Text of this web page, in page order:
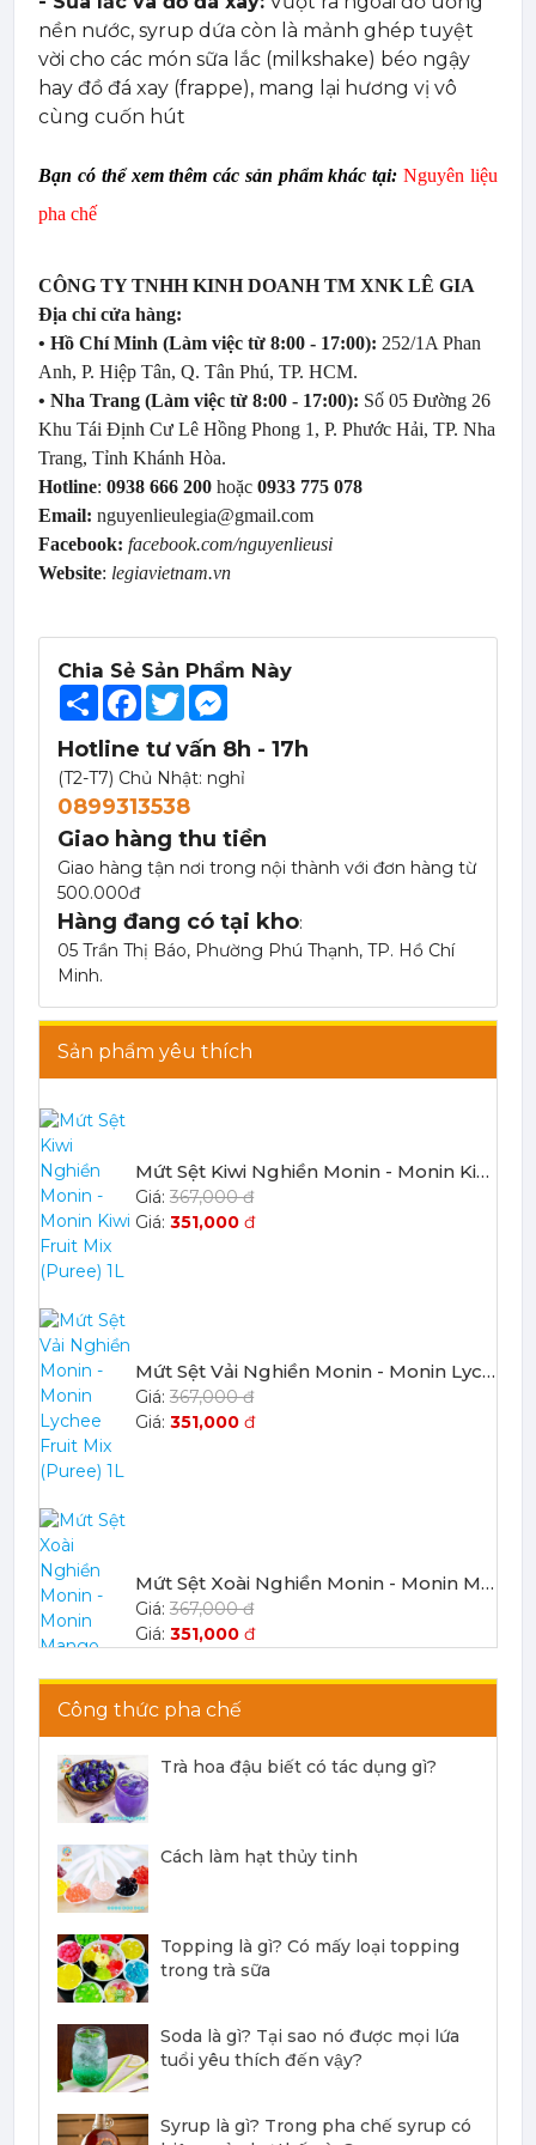
Chia Sẻ Sản Phẩm Này
ShareFacebook
Twitter
Hotline tư vấn 8h - 17h
(T2-T7) Chủ Nhật: nghỉ
0899313538
Giao hàng thu tiền
Giao hàng tận nơi trong nội thành với đơn hàng từ
500.000đ
Hàng đang có tại kho:
05 Trần Thị Báo, Phường Phú Thạnh, TP. Hồ Chí
Minh.
Sản phẩm yêu thích
351,000đ
351,000
đ
351,000 đ
351,000đ
403,700 đ
Công thức pha chế
Trà hoa đậu biết có tác dụng gì?
Cách làm hạt thủy tinh
Topping là gì? Có mấy loại topping
trong trà sữa
Soda là gì? Tại sao nó được mọi lứa
tuổi yêu thích đến vậy?
Syrup là gì? Trong pha chế syrup có
nền nước, syrup dứa còn là mảnh ghép tuyệt
vời cho các món sữa lắc (milkshake) béo ngậy
hay đồ đá xay (frappe), mang lại hương vị vô
cùng cuốn hút
Bạn có thể xem thêm các sản phẩm khác tại: Nguyên liệu
pha chế
CÔNG TY TNHH KINH DOANH TM XNK LÊ GIA
Địa chỉ cửa hàng:
• Hồ Chí Minh (Làm việc từ 8:00 - 17:00): 252/1A Phan
Anh, P. Hiệp Tân, Q. Tân Phú, TP. HCM.
• Nha Trang (Làm việc từ 8:00 - 17:00): Số 05 Đường 26
Khu Tái Định Cư Lê Hồng Phong 1, P. Phước Hải, TP. Nha
Trang, Tỉnh Khánh Hòa.
Hotline:0938 666 200 hoặc0933 775 078
Email: nguyenlieulegia@gmail.com
Facebook: facebook.com/nguyenlieusi
Website: legiavietnam.vn